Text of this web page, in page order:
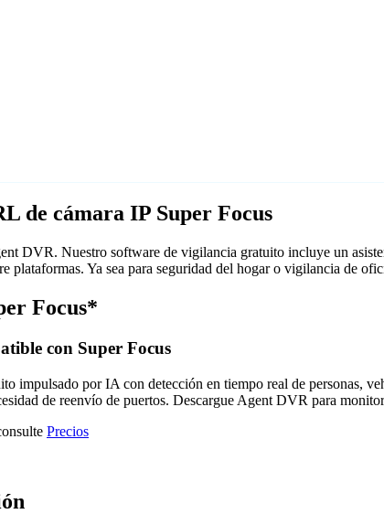
de cámara IP Super Focus
DVR. Nuestro software de vigilancia gratuito incluye un
plataformas. Ya sea para seguridad del hogar o vigilancia de
Focus*
con Super Focus
impulsado por IA con detección en tiempo real de personas,
de reenvío de puertos. Descargue Agent DVR para
Precios